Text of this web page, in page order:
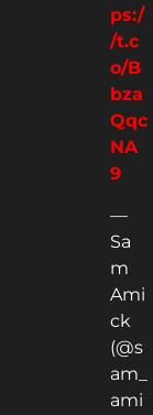
ps:/
/t.c
o/B
bza
Qqc
NA
9
—
Sa
m
Ami
ck
(@s
am_
ami